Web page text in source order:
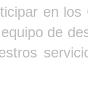
en
de